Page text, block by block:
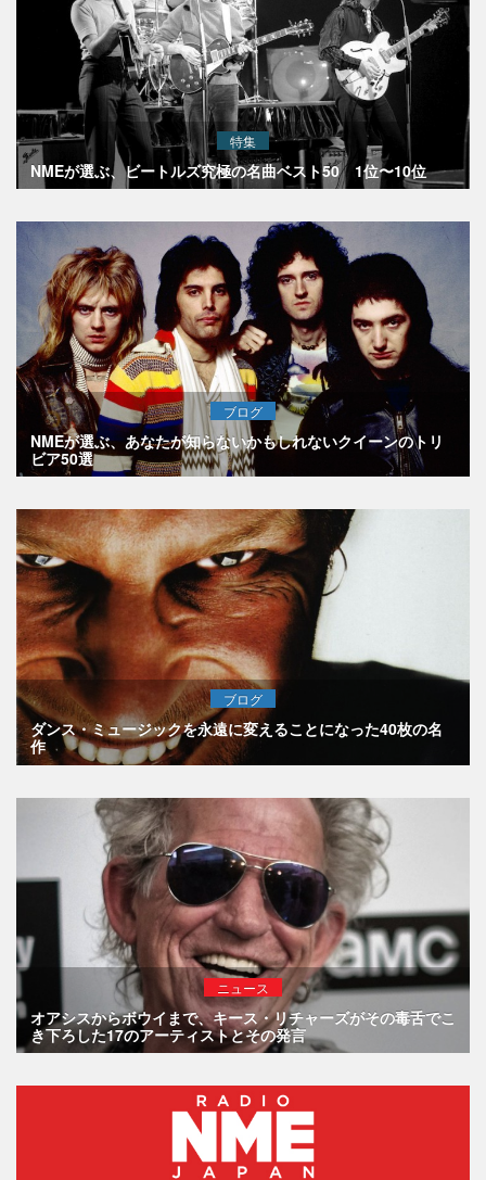
特集
NMEが選ぶ、ビートルズ究極の名曲ベスト50 1位〜10位
ブログ
NMEが選ぶ、あなたが知らないかもしれないクイーンのトリ
ビア50選
ブログ
ダンス・ミュージックを永遠に変えることになった40枚の名
作
ニュース
オアシスからボウイまで、キース・リチャーズがその毒舌でこ
き下ろした17のアーティストとその発言